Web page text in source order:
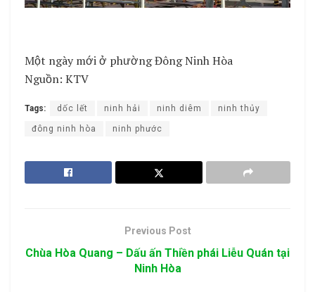
Một ngày mới ở phường Đông Ninh Hòa
Nguồn: KTV
Tags: dốc lết ninh hải ninh diêm ninh thủy
đông ninh hòa ninh phước
Previous Post
Chùa Hòa Quang – Dấu ấn Thiền phái Liễu Quán tại
Ninh Hòa